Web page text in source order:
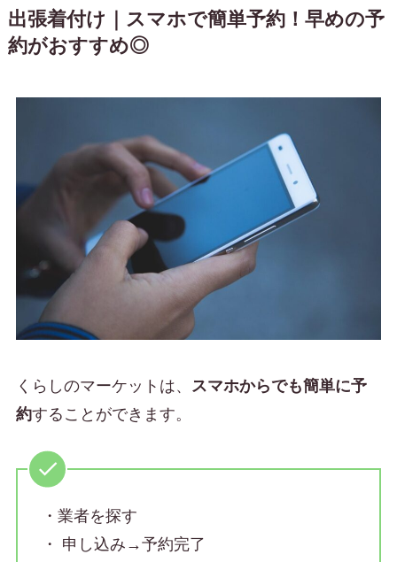
出張着付け｜スマホで簡単予約！早めの予
約がおすすめ◎
くらしのマーケットは、 スマホからでも簡単に予
約することができます。
・業者を探す
・ 申し込み→予約完了